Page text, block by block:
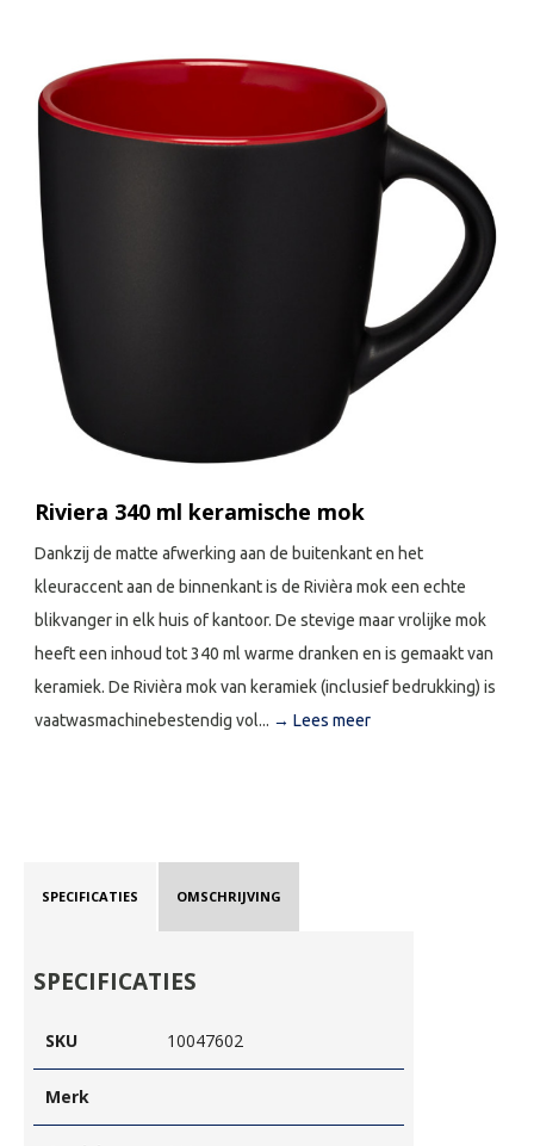
Riviera 340 ml keramische mok
Dankzij de matte afwerking aan de buitenkant en het
kleuraccent aan de binnenkant is de Rivièra mok een echte
blikvanger in elk huis of kantoor. De stevige maar vrolijke mok
heeft een inhoud tot 340 ml warme dranken en is gemaakt van
keramiek. De Rivièra mok van keramiek (inclusief bedrukking) is
vaatwasmachinebestendig vol... → Lees meer
SPECIFICATIES OMSCHRIJVING
SPECIFICATIES
SKU 10047602
Merk